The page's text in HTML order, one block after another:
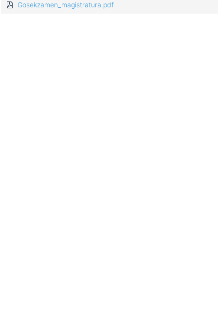
Gosekzamen_magistratura.pdf